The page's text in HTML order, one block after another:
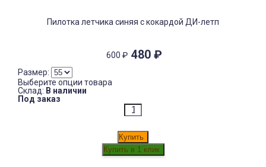
Пилотка летчика синяя с кокардой ДИ-летп
600 ₽ 480 ₽
Размер:
Выберите опции товара
Склад: В наличии
Под заказ
Купить